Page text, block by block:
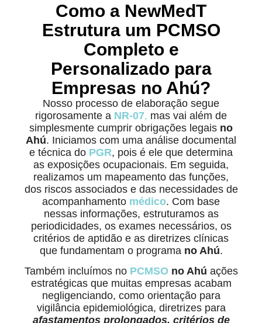
Como a NewMedT
Estrutura um PCMSO
Completo e
Personalizado para
Empresas no Ahú?
Nosso processo de elaboração segue
rigorosamente a NR-07, mas vai além de
simplesmente cumprir obrigações legais no
Ahú. Iniciamos com uma análise documental
e técnica do PGR, pois é ele que determina
as exposições ocupacionais. Em seguida,
realizamos um mapeamento das funções,
dos riscos associados e das necessidades de
acompanhamento médico. Com base
nessas informações, estruturamos as
periodicidades, os exames necessários, os
critérios de aptidão e as diretrizes clínicas
que fundamentam o programa no Ahú.
Também incluímos no PCMSOno Ahú ações
estratégicas que muitas empresas acabam
negligenciando, como orientação para
vigilância epidemiológica, diretrizes para
afastamentos prolongados, critérios de